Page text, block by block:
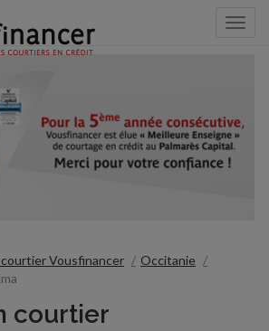
Vousfinancer
Occitanie
courtier